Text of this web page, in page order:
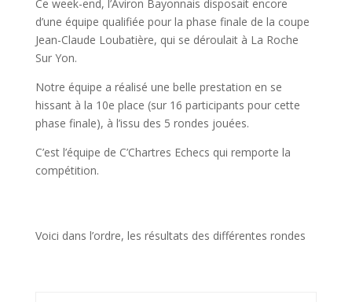
Ce week-end, l’Aviron Bayonnais disposait encore
d’une équipe qualifiée pour la phase finale de la coupe
Jean-Claude Loubatière, qui se déroulait à La Roche
Sur Yon.
Notre équipe a réalisé une belle prestation en se
hissant à la 10e place (sur 16 participants pour cette
phase finale), à l’issu des 5 rondes jouées.
C’est l’équipe de C’Chartres Echecs qui remporte la
compétition.
Voici dans l’ordre, les résultats des différentes rondes